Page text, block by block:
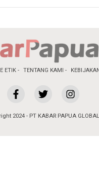
ETIK TENTANG KAMI
2024 - PT KABAR PAPUA GLOBAL